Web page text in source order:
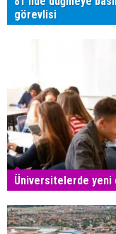
görevlisi
Üniversitelerde yeni